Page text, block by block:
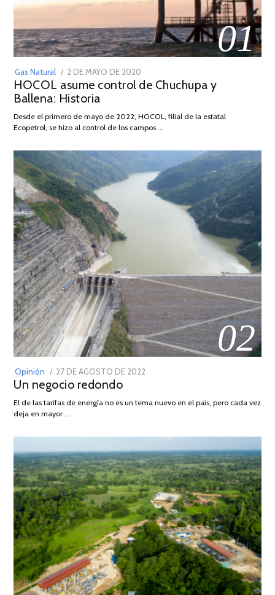
01
Gas Natural
POSTED
ON
2 DE MAYO DE 2020
DE
2026
HOCOL asume control de Chuchupa y
Ballena: Historia
Desde el primero de mayo de 2022, HOCOL, filial de la estatal
Ecopetrol, se hizo al control de los campos …
02
Opinión
POSTED
ON
27 DE AGOSTO DE 2022
DE
Un negocio redondo
El de las tarifas de energía no es un tema nuevo en el país, pero cada vez
deja en mayor …